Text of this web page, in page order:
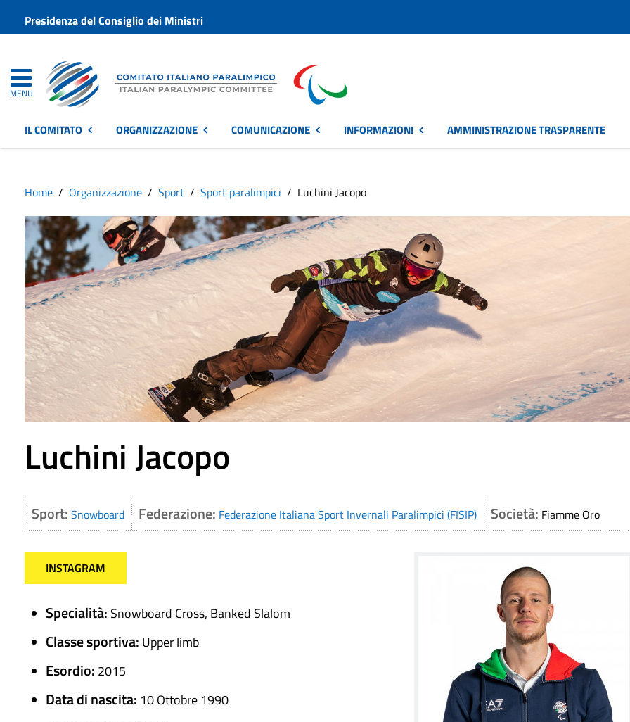
Presidenza del Consiglio dei Ministri
MENU
IL COMITATO ORGANIZZAZIONE COMUNICAZIONE INFORMAZIONI AMMINISTRAZIONE TRASPARENTE
Home Organizzazione Sport Sport paralimpici Luchini Jacopo
Luchini Jacopo
Sport: Snowboard Federazione: Federazione Italiana Sport Invernali Paralimpici (FISIP) Società: Fiamme Oro
INSTAGRAM
Specialità: Snowboard Cross, Banked Slalom
Classe sportiva: Upper limb
Esordio: 2015
Data di nascita: 10 Ottobre 1990